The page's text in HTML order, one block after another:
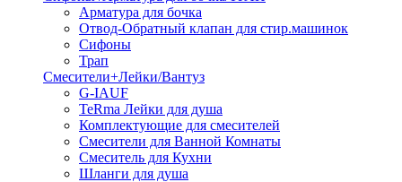
Арматура для бочка
Отвод-Обратный клапан для стир.машинок
Сифоны
Трап
Смесители+Лейки/Вантуз
G-IAUF
TeRma Лейки для душа
Комплектующие для смесителей
Смесители для Ванной Комнаты
Смеситель для Кухни
Шланги для душа